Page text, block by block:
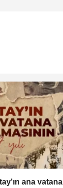
ana vatana